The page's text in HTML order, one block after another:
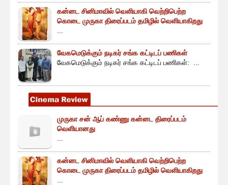
கன்னட சினிமாவில் வெளியாகி வெற்றிபெற்ற
கொடை முருகா திரைப்படம் தமிழில் வெளியாகிறது
...
வேகமெடுக்கும் நடிகர் சங்க கட்டிடப் பணிகள்
வேகமெடுக்கும் நடிகர் சங்க கட்டிடப் பணிகள்: ...
முருகா சன் ஆப் கண்ணு கன்னட திரைப்படம்
வெளியானது
...
கன்னட சினிமாவில் வெளியாகி வெற்றிபெற்ற
கொடை முருகா திரைப்படம் தமிழில் வெளியாகிறது
...